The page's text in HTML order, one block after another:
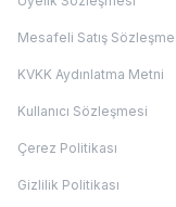
Mesafeli Satış
KVKK Aydınlatma Metni
Kullanıcı Sözleşmesi
Çerez Politikası
Gizlilik Politikası